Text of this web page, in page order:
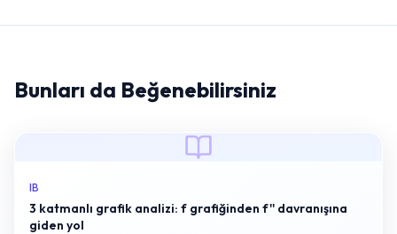
Bunları da Beğenebilirsiniz
IB
3 katmanlı grafik analizi: f grafiğinden f'' davranışına
giden yol